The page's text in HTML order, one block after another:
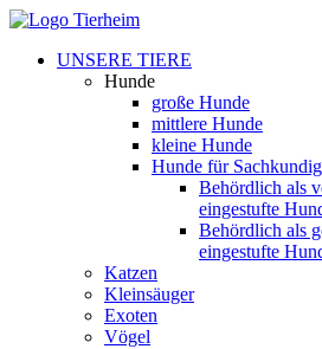
UNSERE TIERE
Hunde
große Hunde
mittlere Hunde
kleine Hunde
Hunde für
Behördlich als
eingestufte
Behördlich als
eingestufte
Katzen
Kleinsäuger
Exoten
Vögel